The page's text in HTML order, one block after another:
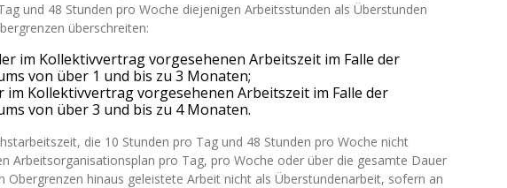
und 48 Stunden pro Woche diejenigen Arbeitsstunden als Überstunden
überschreiten:
im Kollektivvertrag vorgesehenen Arbeitszeit im Falle der
von über 1 und bis zu 3 Monaten;
im Kollektivvertrag vorgesehenen Arbeitszeit im Falle der
von über 3 und bis zu 4 Monaten.
die 10 Stunden pro Tag und 48 Stunden pro Woche nicht
Arbeitsorganisationsplan pro Tag, pro Woche oder über die gesamte Dauer
hinaus geleistete Arbeit nicht als Überstundenarbeit, sofern an